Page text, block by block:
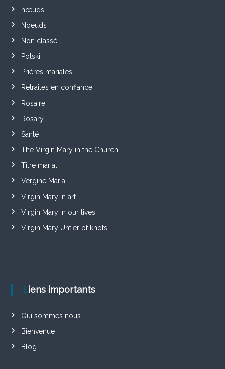
nœuds
Noeuds
Non classé
Polski
Prières mariales
Retraites en confiance
Rosaire
Rosary
Santé
The Virgin Mary in the Church
Titre marial
Vergine Maria
Virgin Mary in art
Virgin Mary in our lives
Virgin Mary Untier of knots
Liens importants
Qui sommes nous
Bienvenue
Blog